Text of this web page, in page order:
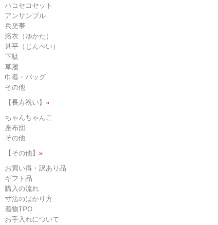
ハコセコセット
アンサンブル
兵児帯
浴衣（ゆかた）
甚平（じんべい）
下駄
草履
巾着・バッグ
その他
【長寿祝い】 »
ちゃんちゃんこ
座布団
その他
【その他】 »
お買い得・訳あり品
ギフト品
購入の流れ
寸法のはかり方
着物TPO
お手入れについて